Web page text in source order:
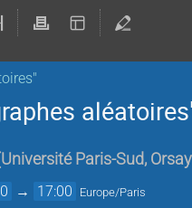
Université Paris-Sud,
→ 17:00 Europe/Paris